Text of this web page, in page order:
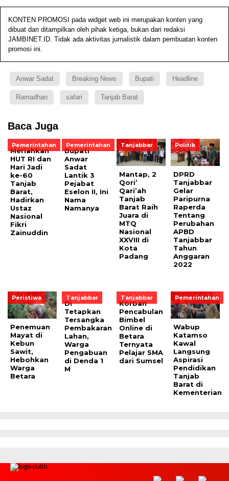
KONTEN PROMOSI pada widget web ini merupakan konten yang
dibuat dan ditampilkan oleh pihak ketiga, bukan dari redaksi
JAMBINET.ID. Tidak ada aktivitas jurnalistik dalam pembuatan konten
promosi ini.
Anwar Sadat Breaking News Bupati Headline
Ramadhan safari Tanjab Barat
Baca Juga
Pemerintahan
Meriahkan
HUT RI dan
Hari Jadi
ke-60
Tanjab
Barat,
Hadirkan
Ustaz
Nasional
Fikri
Zainuddin
Pemerintahan
Bupati
Anwar
Sadat
Lantik 3
Pejabat
Eselon II, Ini
Nama
Namanya
Tanjabbar
Mantap, 2
Qori’
Qari’ah
Tanjab
Barat Raih
Juara di
MTQ
Nasional
XXVIII di
Kota
Padang
Politik
DPRD
Tanjabbar
Gelar
Paripurna
Raperda
Tentang
Perubahan
APBD
Tanjabbar
Tahun
Anggaran
2022
Peristiwa
Penemuan
Mayat di
Kebun
Sawit,
Hebohkan
Warga
Betara
Tanjabbar
Di
Tetapkan
Tersangka
Pembakaran
Lahan,
Warga
Pengabuan
di Denda 1
M
Tanjabbar
Korban
Pencabulan
Bimbel
Online di
Betara
Ternyata
Pelajar SMA
dari Sumsel
Pemerintahan
Wabup
Katamso
Kawal
Langsung
Aspirasi
Pendidikan
Tanjab
Barat di
Kementerian